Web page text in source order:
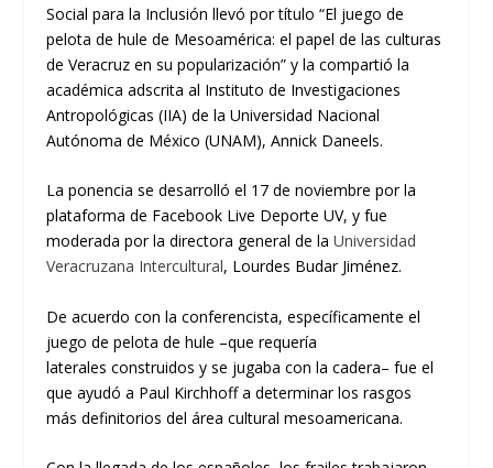
Social para la Inclusión llevó por título “El juego de
pelota de hulede Mesoamérica: el papel de las culturas
de Veracruz en su popularización” y la compartióla
académica adscrita al Instituto de Investigaciones
Antropológicas(IIA)de la Universidad Nacional
Autónoma de México (UNAM),Annick Daneels.
La ponencia se desarrolló el 17 de noviembre por la
plataforma de Facebook Live Deporte UV, y fue
moderada por la directora general de laUniversidad
Veracruzana Intercultural, Lourdes BudarJiménez.
De acuerdo conla conferencista, específicamente el
juego de pelota de hule –que requería
lateralesconstruidosy se jugaba con la cadera–fue el
queayudó a Paul Kirchhoffa determinarlos rasgos
más definitorios del área cultural mesoamericana.